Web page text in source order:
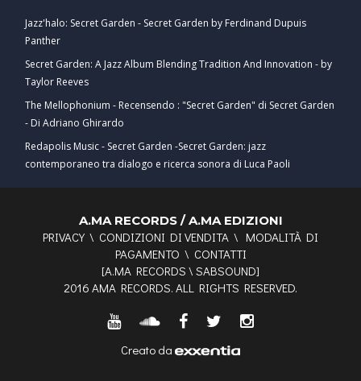
Jazz'halo: Secret Garden - Secret Garden by Ferdinand Dupuis
Panther
Secret Garden: A Jazz Album Blending Tradition And Innovation - by
Taylor Reeves
The Mellophonium - Recensendo : "Secret Garden" di Secret Garden
- Di Adriano Ghirardo
Redapolis Music - Secret Garden -Secret Garden: jazz
contemporaneo tra dialogo e ricerca sonora di Luca Paoli
A.MA RECORDS / A.MA EDIZIONI
PRIVACY \ CONDIZIONI DI VENDITA \ MODALITÀ DI
PAGAMENTO \ CONTATTI
[A.MA RECORDS \ SABSOUND]
2016 AMA RECORDS. ALL RIGHTS RESERVED.
Creato da